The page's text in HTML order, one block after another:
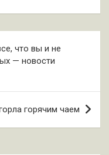
что вы и не
— новости
горячим чаем